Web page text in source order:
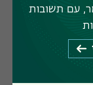
תארים
עם תשובות